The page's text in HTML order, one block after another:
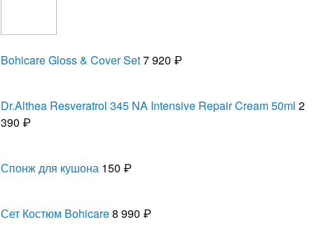
Bohicare Gloss & Cover Set7 920 ₽
Dr.Althea Resveratrol 345 NA Intensive Repair Cream 50ml 2
390 ₽
Спонж для кушона 150 ₽
Сет Костюм Bohicare8 990 ₽